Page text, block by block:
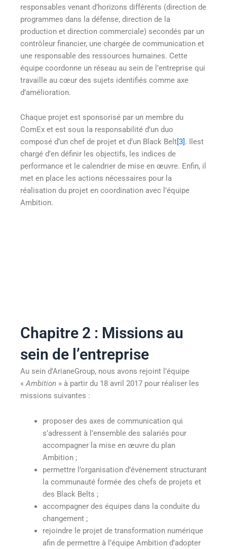
responsables venant d’horizons différents (direction de
programmes dans la défense, direction de la
production et direction commerciale) secondés par un
contrôleur financier, une chargée de communication et
une responsable des ressources humaines. Cette
équipe coordonne un réseau au sein de l’entreprise qui
travaille au cœur des sujets identifiés comme axe
d’amélioration.
Chaque projet est sponsorisé par un membre du
ComEx et est sous la responsabilité d’un duo
composé d’un chef de projet et d’un Black Belt [3] . Ilest
chargé d’en définir les objectifs, les indices de
performance et le calendrier de mise en œuvre. Enfin, il
met en place les actions nécessaires pour la
réalisation du projet en coordination avec l’équipe
Ambition.
Chapitre 2 : Missions au
sein de l’entreprise
Au sein d’ArianeGroup, nous avons rejoint l’équipe
«Ambition » à partir du 18 avril 2017 pour réaliser les
missions suivantes :
proposer des axes de communication qui
s’adressent à l’ensemble des salariés pour
accompagner la mise en œuvre du plan
Ambition ;
permettre l’organisation d’événement structurant
la communauté formée des chefs de projets et
des Black Belts ;
accompagner des équipes dans la conduite du
changement ;
rejoindre le projet de transformation numérique
afin de permettre à l’équipe Ambition d’adopter